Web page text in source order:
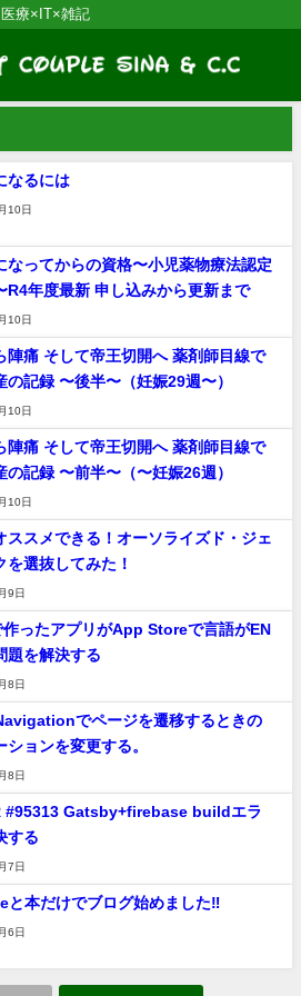
医療×IT×雑記
なるには
10日
なってからの資格〜小児薬物療法認定
R4年度最新 申し込みから更新まで
10日
陣痛 そして帝王切開へ 薬剤師目線で
の記録 〜後半〜（妊娠29週〜）
10日
陣痛 そして帝王切開へ 薬剤師目線で
の記録 〜前半〜（〜妊娠26週）
10日
ススメできる！オーソライズド・ジェ
を選抜してみた！
9日
作ったアプリがApp Storeで言語がEN
題を解決する
8日
でページを遷移するときの
ションを変更する。
8日
#95313 Gatsby+firebase buildエラ
する
7日
本だけでブログ始めました‼
6日